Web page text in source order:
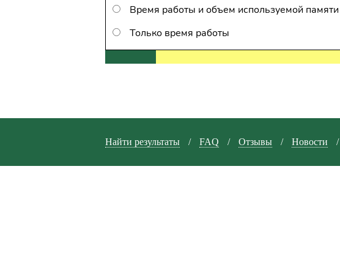
Время работы и объем используемой памяти
Только время работы
Найти результаты / FAQ / Отзывы / Новости /